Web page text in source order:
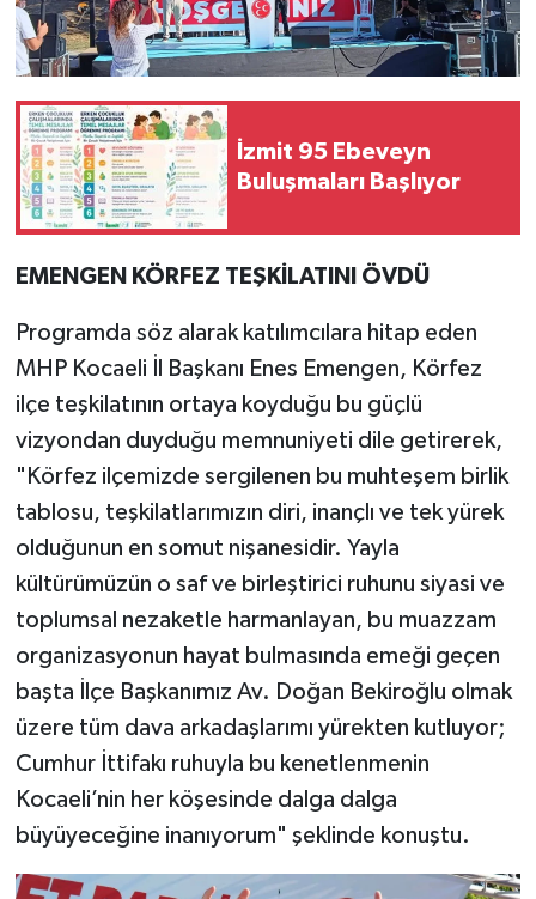
İzmit 95 Ebeveyn
Buluşmaları Başlıyor
EMENGEN KÖRFEZ TEŞKİLATINI ÖVDÜ
Programda söz alarak katılımcılara hitap eden
MHP Kocaeli İl Başkanı Enes Emengen, Körfez
ilçe teşkilatının ortaya koyduğu bu güçlü
vizyondan duyduğu memnuniyeti dile getirerek,
"Körfez ilçemizde sergilenen bu muhteşem birlik
tablosu, teşkilatlarımızın diri, inançlı ve tek yürek
olduğunun en somut nişanesidir. Yayla
kültürümüzün o saf ve birleştirici ruhunu siyasi ve
toplumsal nezaketle harmanlayan, bu muazzam
organizasyonun hayat bulmasında emeği geçen
başta İlçe Başkanımız Av. Doğan Bekiroğlu olmak
üzere tüm dava arkadaşlarımı yürekten kutluyor;
Cumhur İttifakı ruhuyla bu kenetlenmenin
Kocaeli’nin her köşesinde dalga dalga
büyüyeceğine inanıyorum" şeklinde konuştu.